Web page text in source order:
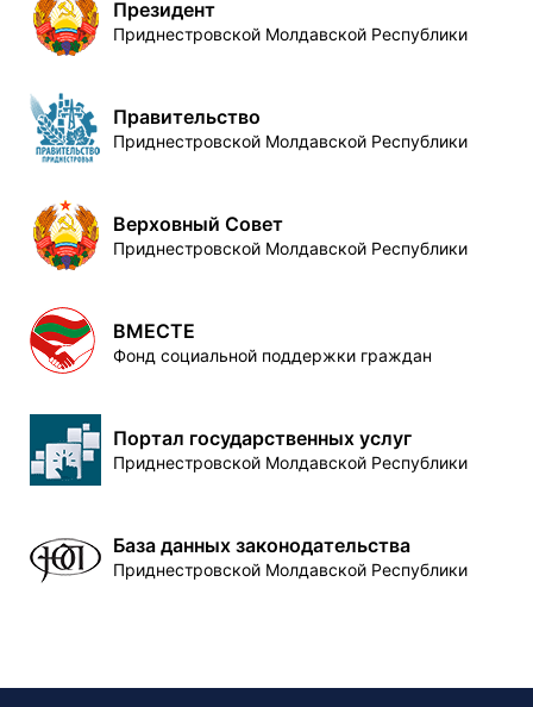
Президент
Приднестровской Молдавской Республики
Правительство
Приднестровской Молдавской Республики
Верховный Совет
Приднестровской Молдавской Республики
ВМЕСТЕ
Фонд социальной поддержки граждан
Портал государственных услуг
Приднестровской Молдавской Республики
База данных законодательства
Приднестровской Молдавской Республики